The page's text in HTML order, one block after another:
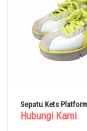
Sepatu Kets
Tiger
Hubungi Kami